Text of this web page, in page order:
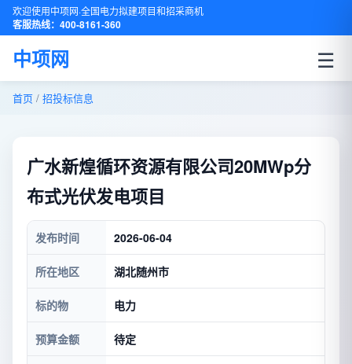
欢迎使用中项网·全国电力拟建项目和招采商机
客服热线：400-8161-360
中项网 ☰
首页 / 招投标信息
广水新煌循环资源有限公司20MWp分
布式光伏发电项目
发布时间 2026-06-04
所在地区 湖北随州市
标的物 电力
预算金额 待定